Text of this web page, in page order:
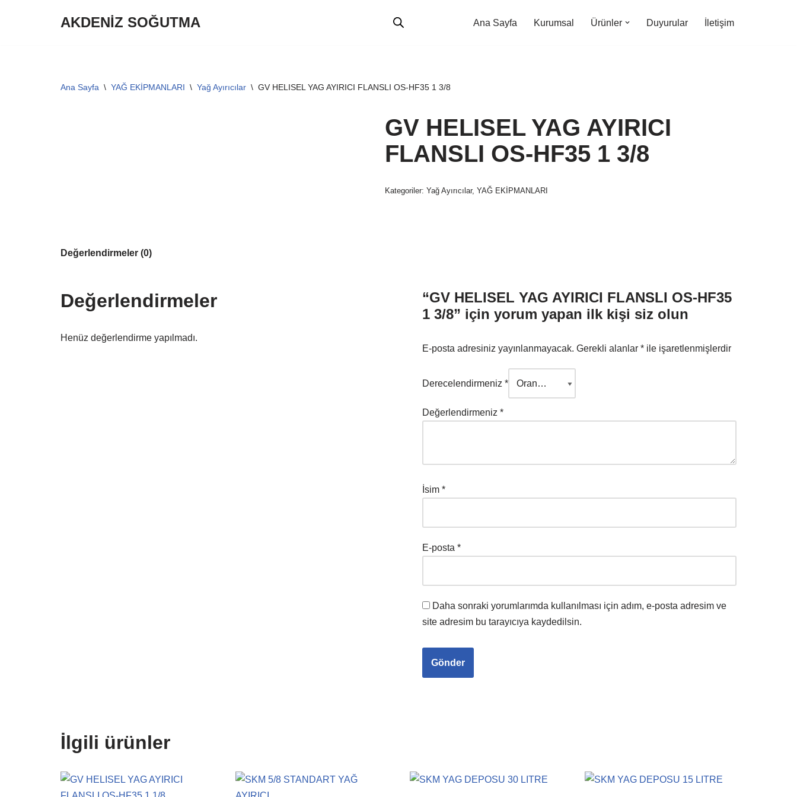
AKDENİZ SOĞUTMA Ana Sayfa Kurumsal Ürünler Duyurular İletişim
Ana Sayfa \ YAĞ EKİPMANLARI \ Yağ Ayırıcılar \ GV HELISEL YAG AYIRICI FLANSLI OS-HF35 1 3/8
GV HELISEL YAG AYIRICI
FLANSLI OS-HF35 1 3/8
Kategoriler:Yağ Ayırıcılar,YAĞ EKİPMANLARI
Değerlendirmeler (0)
Değerlendirmeler
Henüz değerlendirme yapılmadı.
“GV HELISEL YAG AYIRICI FLANSLI OS-HF35
1 3/8” için yorum yapan ilk kişi siz olun
E-posta adresiniz yayınlanmayacak. Gerekli alanlar * ile işaretlenmişlerdir
Derecelendirmeniz *
Değerlendirmeniz *
İsim *
E-posta *
Daha sonraki yorumlarımda kullanılması için adım, e-posta adresim ve
site adresim bu tarayıcıya kaydedilsin.
İlgili ürünler